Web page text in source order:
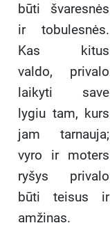
būti švaresnės
ir tobulesnės.
Kas kitus
valdo, privalo
laikyti save
lygiu tam, kurs
jam tarnauja;
vyro ir moters
ryšys privalo
būti teisus ir
amžinas.